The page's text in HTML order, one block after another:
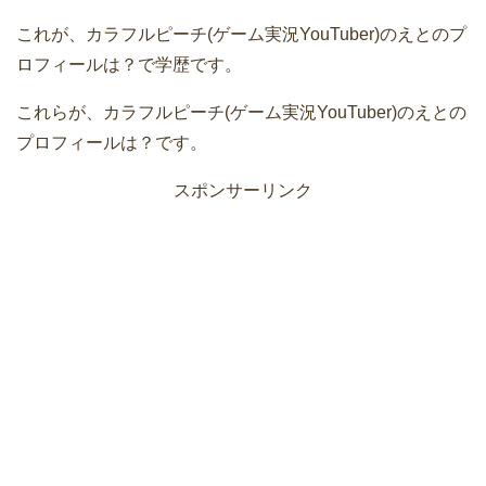
これが、カラフルピーチ(ゲーム実況YouTuber)のえとのプ
ロフィールは？で学歴です。
これらが、カラフルピーチ(ゲーム実況YouTuber)のえとの
プロフィールは？です。
スポンサーリンク